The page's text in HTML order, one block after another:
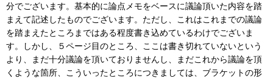
分でございます。基本的に論点メモをベースに議論頂いた内容を踏
まえて記述したものでございます。ただし、これはこれまでの議論
を踏まえたところまではある程度書き込めているわけでございま
す。しかし、５ページ目のところ、ここは書き切れていないという
より、まだ十分議論を頂いておりませんし、まだこれから議論を頂
くような箇所、こういったところにつきましては、ブラケットの形